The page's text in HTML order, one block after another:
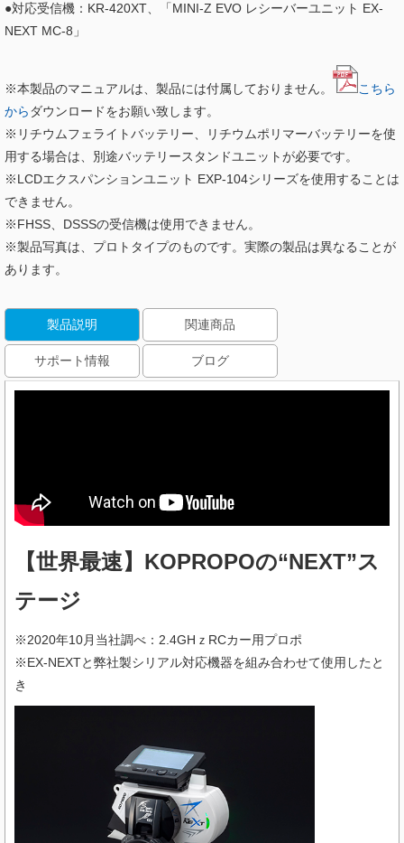
●対応受信機：KR-420XT、「MINI-Z EVO レシーバーユニット EX-
NEXT MC-8」
※本製品のマニュアルは、製品には付属しておりません。
こちら
から ダウンロードをお願い致します。
※リチウムフェライトバッテリー、リチウムポリマーバッテリーを使
用する場合は、別途バッテリースタンドユニットが必要です。
※LCDエクスパンションユニット EXP-104シリーズを使用することは
できません。
※FHSS、DSSSの受信機は使用できません。
※製品写真は、プロトタイプのものです。実際の製品は異なることが
あります。
製品説明 関連商品
サポート情報 ブログ
【世界最速】KOPROPOの“NEXT”ス
テージ
※2020年10月当社調べ：2.4GHｚRCカー用プロポ
※EX-NEXTと弊社製シリアル対応機器を組み合わせて使用したと
き